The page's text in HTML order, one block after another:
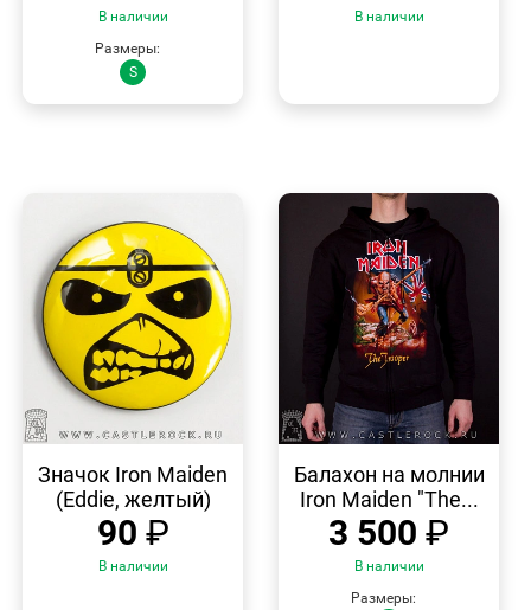
В наличии
Размеры:
S
В наличии
ПРОСМОТР
Значок Iron Maiden
(Eddie, желтый)
90 ₽
В наличии
ПРОСМОТР
Балахон на молнии
Iron Maiden "The...
3 500 ₽
В наличии
Размеры: